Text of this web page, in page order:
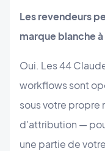
Les revendeurs
marque blanche
Oui. Les 44
workflows sont
sous votre propre
d'attribution —
une partie de